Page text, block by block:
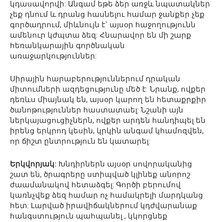
կդասավորվի: Անգամ եթե ձեր առջև նպատակներ
չեք դնում և դրանց հասնելու համար ջանքեր չեք
գործադրում, միևնույն է՝ այսօր հաջողությունն
ամենուր կժպտա ձեզ: Հնարավոր են մի շարք
հեռանկարային գործնական
առաջարկություններ:
Սիրային հարաբերություններում դրական
միտումների ազդեցությունը մեծ է: Նրանք, ովքեր
դեռևս միայնակ են, այսօր կարող են հետաքրքիր
ծանոթություններ հաստատաել: Նշանի այն
ներկայացուցիչներն, ովքեր արդեն հանդիպել են
իրենց երկրոդ կեսին, կրկին անգամ կհամոզվեն,
որ ճիշտ ընտրություն են կատարել:
Երկվորյակ: Խնդիրներն այսօր սովորականից
շատ են, ծրագրերը ստիպված կլինեք անորոշ
ժաամանակով հետաձգել: Գործի բերումով
կառնչվեք ձեզ համար ոչ համակրելի մարդկանց
հետ: Լարված իրավիճակներում կդժվարանաք
հանգստություն պահպանել , կկորցնեք